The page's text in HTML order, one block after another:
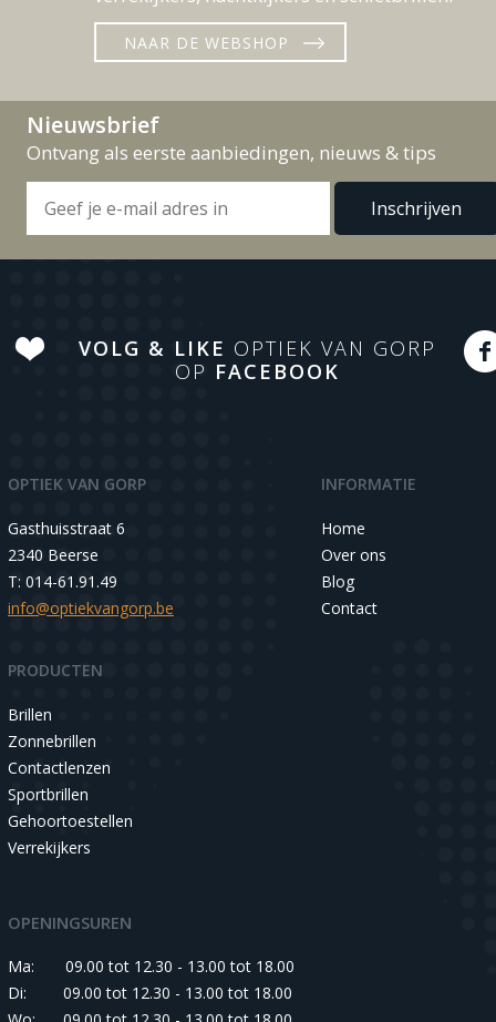
NAAR DE WEBSHOP
Nieuwsbrief
Ontvang als eerste aanbiedingen, nieuws & tips
VOLG & LIKE OPTIEK VAN GORP
OP FACEBOOK
OPTIEK VAN GORP
Gasthuisstraat 6
2340 Beerse
T: 014-61.91.49
info@optiekvangorp.be
INFORMATIE
Home
Over ons
Blog
Contact
PRODUCTEN
Brillen
Zonnebrillen
Contactlenzen
Sportbrillen
Gehoortoestellen
Verrekijkers
OPENINGSUREN
Ma:
09.00 tot 12.30 - 13.00 tot 18.00
Di:
09.00 tot 12.30 - 13.00 tot 18.00